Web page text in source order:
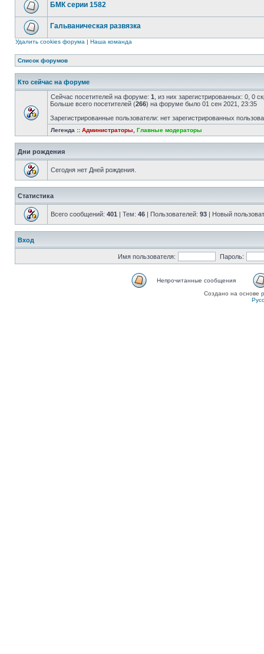
БМК серии 1582
Гальваническая развязка
Удалить cookies форума | Наша команда
Список форумов
Кто сейчас на форуме
Сейчас посетителей на форуме: 1 , из них зарегистрированных: 0, 0
Больше всего посетителей (266) на форуме было 01 сен 2021, 23:35
Зарегистрированные пользователи: нет зарегистрированных
Легенда :: Администраторы Главные модераторы
Дни рождения
Сегодня нет Дней рождения.
Статистика
Всего сообщений: 401 | Тем: 46 | Пользователей: 93 | Новый
Вход
Имя пользователя: Пароль:
Непрочитанные сообщения
Создано на основе